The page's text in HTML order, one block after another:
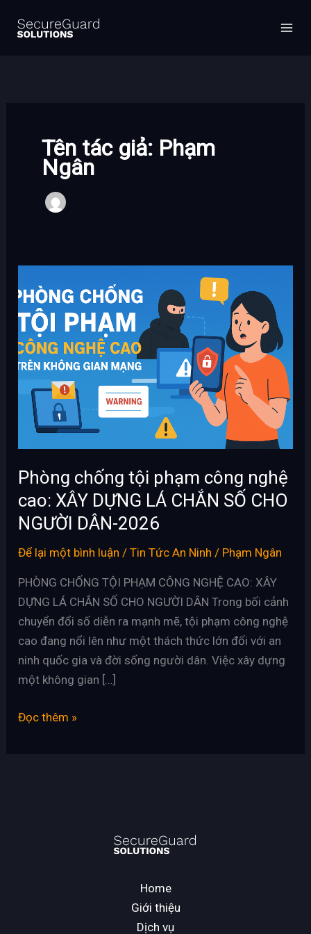
Tên tác giả: Phạm
Ngân
Phòng chống tội phạm công nghệ
cao: XÂY DỰNG LÁ CHẮN SỐ CHO
NGƯỜI DÂN-2026
Để lại một bình luận /Tin Tức An Ninh / Phạm Ngân
PHÒNG CHỐNG TỘI PHẠM CÔNG NGHỆ CAO: XÂY
DỰNG LÁ CHẮN SỐ CHO NGƯỜI DÂN Trong bối cảnh
chuyển đổi số diễn ra mạnh mẽ, tội phạm công nghệ
cao đang nổi lên như một thách thức lớn đối với an
ninh quốc gia và đời sống người dân. Việc xây dựng
một không gian […]
chống
tội
phạm
công
nghệ
cao:
XÂY
DỰNG
LÁ
CHẮN
CHO
NGƯỜI
DÂN-
Đọc thêm »
Home
Giới thiệu
Dịch vụ